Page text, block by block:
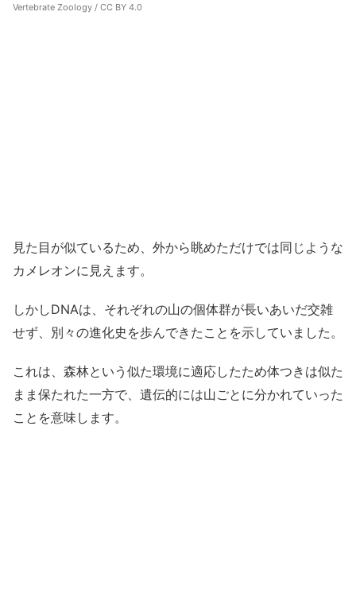
Vertebrate Zoology / CC BY 4.0
見た目が似ているため、外から眺めただけでは同じような
カメレオンに見えます。
しかしDNAは、それぞれの山の個体群が長いあいだ交雑
せず、別々の進化史を歩んできたことを示していました。
これは、森林という似た環境に適応したため体つきは似た
まま保たれた一方で、遺伝的には山ごとに分かれていった
ことを意味します。